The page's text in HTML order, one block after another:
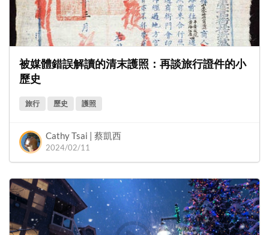
被媒體錯誤解讀的清末護照：再談旅行證件的小
歷史
旅行 歷史 護照
Cathy Tsai | 蔡凱西
2024/02/11